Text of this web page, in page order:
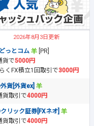
2026年8月3日更新
っとコム
[PR]
貨で5000円
くFX積立1回取引で3000円
貨[外貨ex]
貨取引で4000円
リック証券[FXネオ]
貨取引で4000円